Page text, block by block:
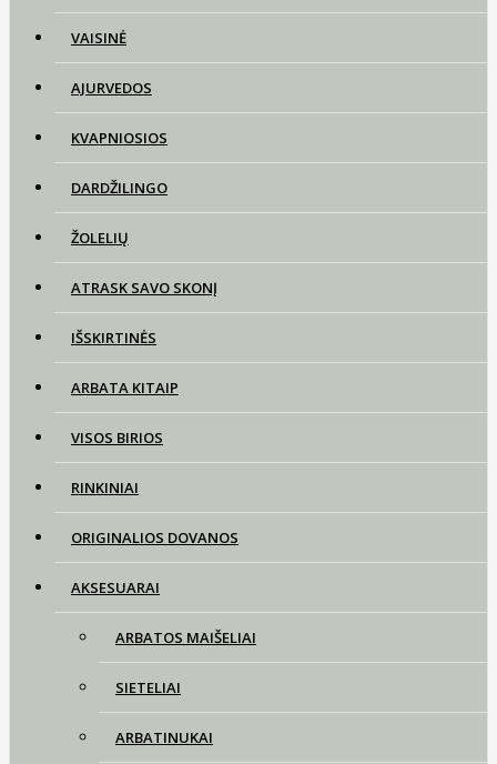
VAISINĖ
AJURVEDOS
KVAPNIOSIOS
DARDŽILINGO
ŽOLELIŲ
ATRASK SAVO SKONĮ
IŠSKIRTINĖS
ARBATA KITAIP
VISOS BIRIOS
RINKINIAI
ORIGINALIOS DOVANOS
AKSESUARAI
ARBATOS MAIŠELIAI
SIETELIAI
ARBATINUKAI